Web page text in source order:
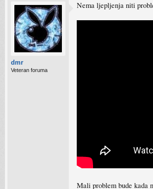
dmr
Veteran foruma
Nema ljepljenja niti
Mali problem bude kada